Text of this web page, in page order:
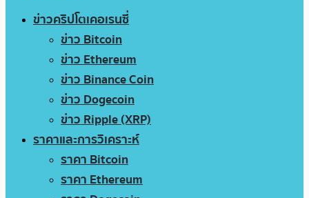
ข่าวคริปโตเคอเรนซี่
ข่าว Bitcoin
ข่าว Ethereum
ข่าว Binance Coin
ข่าว Dogecoin
ข่าว Ripple (XRP)
ราคาและการวิเคราะห์
ราคา Bitcoin
ราคา Ethereum